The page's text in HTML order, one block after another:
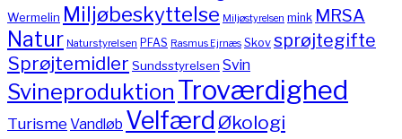
Wermelin Miljøbeskyttelse Miljøstyrelsen mink MRSA
Natur Naturstyrelsen PFAS Rasmus Ejrnæs Skov sprøjtegifte
Sprøjtemidler Sundsstyrelsen Svin
Svineproduktion Troværdighed
TurismeVandløb Velfærd Økologi